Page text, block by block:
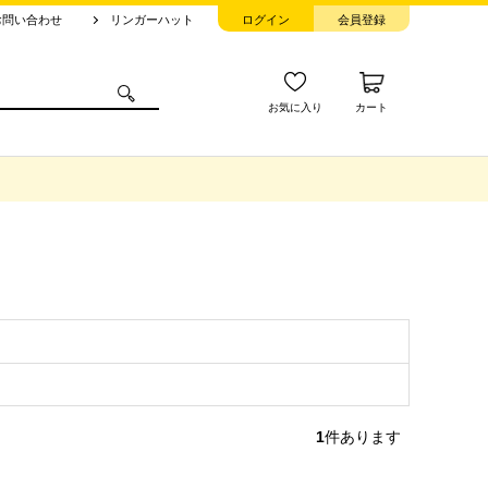
問い合わせ リンガーハット ログイン 会員登録
お気に入り カート
1件あります